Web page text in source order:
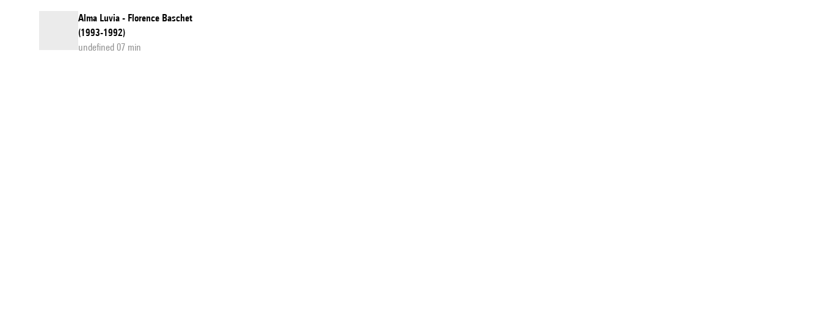
Alma Luvia - Florence Baschet
(1993-1992)
undefined 07 min